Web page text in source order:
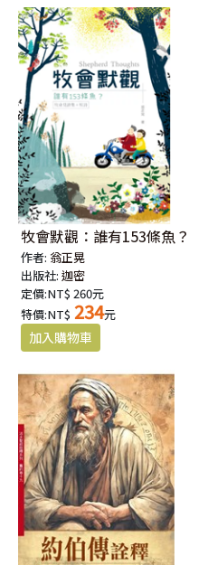
牧會默觀：誰有153條魚？
作者: 翁正晃
出版社:迦密
定價:NT$ 260元
特價:NT$ 234元